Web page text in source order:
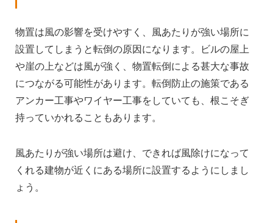
物置は風の影響を受けやすく、風あたりが強い場所に
設置してしまうと転倒の原因になります。ビルの屋上
や崖の上などは風が強く、物置転倒による甚大な事故
につながる可能性があります。転倒防止の施策である
アンカー工事やワイヤー工事をしていても、根こそぎ
持っていかれることもあります。
風あたりが強い場所は避け、できれば風除けになって
くれる建物が近くにある場所に設置するようにしまし
ょう。